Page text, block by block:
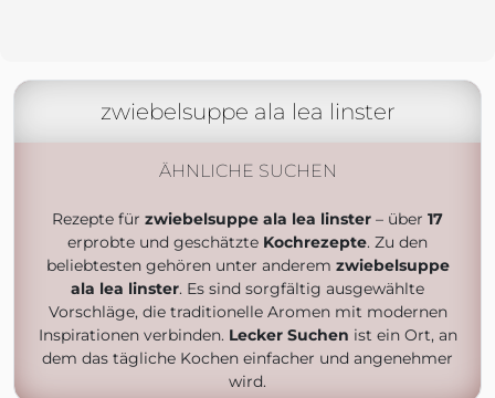
zwiebelsuppe ala lea linster
ÄHNLICHE SUCHEN
Rezepte für zwiebelsuppe ala lea linster – über 17
erprobte und geschätzte Kochrezepte. Zu den
beliebtesten gehören unter anderem zwiebelsuppe
ala lea linster. Es sind sorgfältig ausgewählte
Vorschläge, die traditionelle Aromen mit modernen
Inspirationen verbinden. Lecker Suchen ist ein Ort, an
dem das tägliche Kochen einfacher und angenehmer
wird.